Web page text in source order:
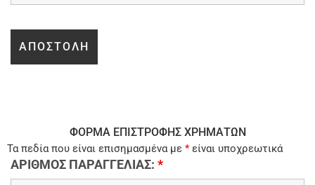
ΦΟΡΜΑ ΕΠΙΣΤΡΟΦΗΣ ΧΡΗΜΑΤΩΝ
Τα πεδία που είναι επισημασμένα με *είναι υποχρεωτικά
ΑΡΙΘΜΟΣ ΠΑΡΑΓΓΕΛΙΑΣ: *